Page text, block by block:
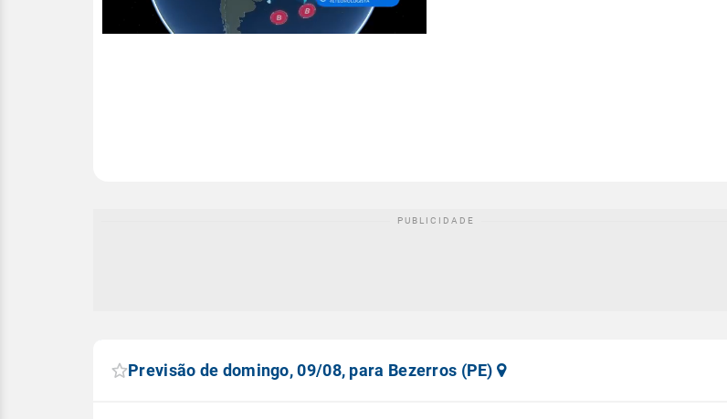
Previsão de domingo, 09/08, para Bezerros (PE)